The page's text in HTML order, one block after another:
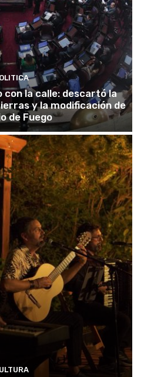
con la calle: descartó la
y la modificación de
de Fuego